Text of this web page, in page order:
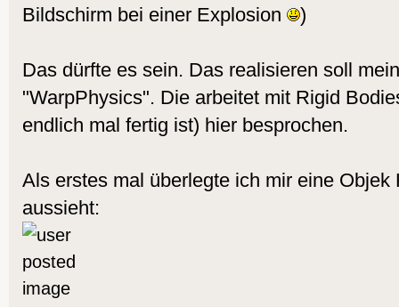
Bildschirm bei einer Explosion
)
Das dürfte es sein. Das realisieren soll
"WarpPhysics". Die arbeitet mit Rigid
endlich mal fertig ist) hier besprochen.
Als erstes mal überlegte ich mir eine Objek
aussieht: